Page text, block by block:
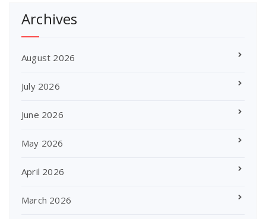
Archives
August 2026
July 2026
June 2026
May 2026
April 2026
March 2026